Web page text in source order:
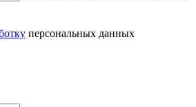
персональных данных